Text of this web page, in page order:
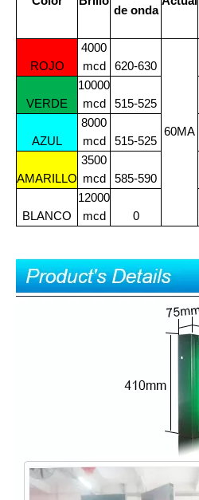
de onda
ROJO
4000
mcd
620-630
60MA
VERDE
10000
mcd
515-525
AZUL
8000
mcd
515-525
AMARILLO
3500
mcd
585-590
BLANCO
12000
mcd
0